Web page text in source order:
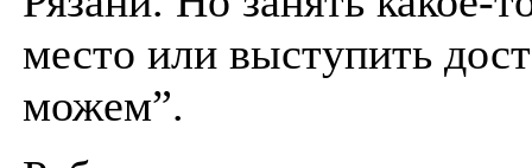
место или выступить
можем”.